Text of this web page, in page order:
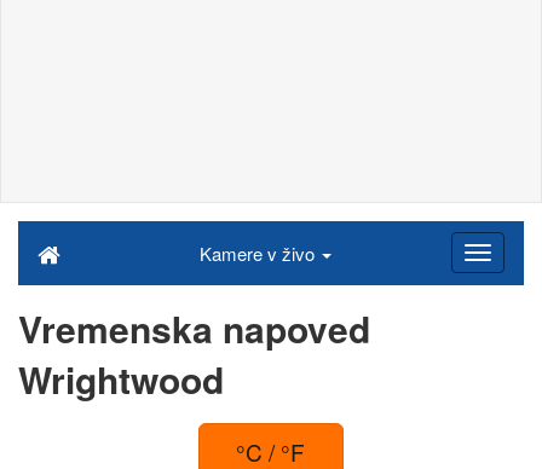
Kamere v živo
Vremenska napoved
Wrightwood
°C / °F